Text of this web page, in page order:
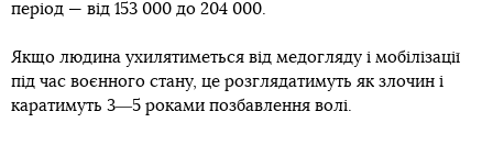
період — від 153 000 до 204 000.
Якщо людина ухилятиметься від медогляду і мобілізації
під час воєнного стану, це розглядатимуть як злочин і
каратимуть 3―5 роками позбавлення волі.